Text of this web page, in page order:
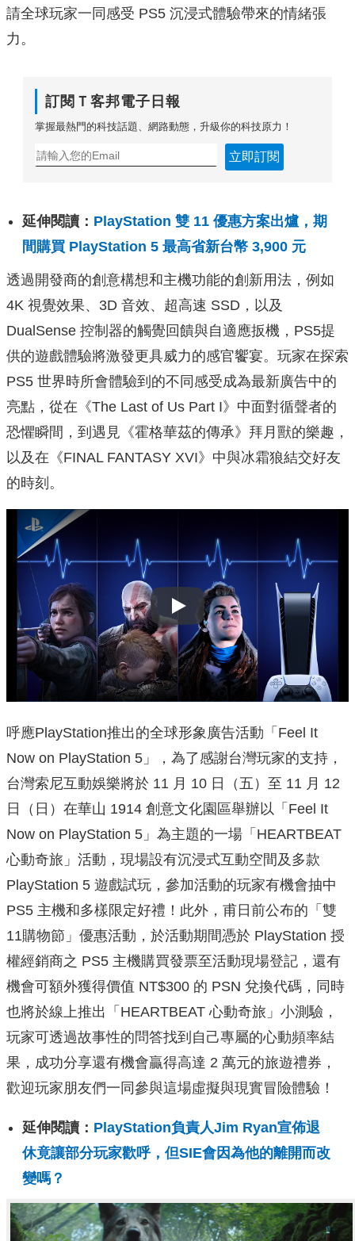
請全球玩家一同感受 PS5 沉浸式體驗帶來的情緒張
力。
訂閱Ｔ客邦電子日報
掌握最熱門的科技話題、網路動態，升級你的科技原力！
立即訂閱
延伸閱讀： PlayStation 雙 11 優惠方案出爐，期
間購買 PlayStation 5 最高省新台幣 3,900 元
透過開發商的創意構想和主機功能的創新用法，例如
4K 視覺效果、3D 音效、超高速 SSD，以及
DualSense 控制器的觸覺回饋與自適應扳機，PS5提
供的遊戲體驗將激發更具威力的感官饗宴。玩家在探索
PS5 世界時所會體驗到的不同感受成為最新廣告中的
亮點，從在《The Last of Us Part I》中面對循聲者的
恐懼瞬間，到遇見《霍格華茲的傳承》拜月獸的樂趣，
以及在《FINAL FANTASY XVI》中與冰霜狼結交好友
的時刻。
Play
呼應PlayStation推出的全球形象廣告活動「Feel It
Now on PlayStation 5」，為了感謝台灣玩家的支持，
台灣索尼互動娛樂將於 11 月 10 日（五）至 11 月 12
日（日）在華山 1914 創意文化園區舉辦以「Feel It
Now on PlayStation 5」為主題的一場「HEARTBEAT
心動奇旅」活動，現場設有沉浸式互動空間及多款
PlayStation 5 遊戲試玩，參加活動的玩家有機會抽中
PS5 主機和多樣限定好禮！此外，甫日前公布的「雙
11購物節」優惠活動，於活動期間憑於 PlayStation 授
權經銷商之 PS5 主機購買發票至活動現場登記，還有
機會可額外獲得價值 NT$300 的 PSN 兌換代碼，同時
也將於線上推出「HEARTBEAT 心動奇旅」小測驗，
玩家可透過故事性的問答找到自己專屬的心動頻率結
果，成功分享還有機會贏得高達 2 萬元的旅遊禮券，
歡迎玩家朋友們一同參與這場虛擬與現實冒險體驗！
延伸閱讀： PlayStation負責人Jim Ryan宣佈退
休竟讓部分玩家歡呼，但SIE會因為他的離開而改
變嗎？